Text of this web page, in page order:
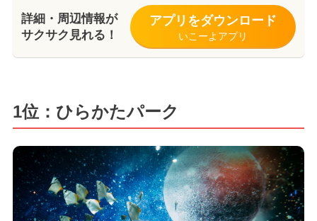
詳細・周辺情報が
サクサク見れる！
アプリをダウンロード
いこーよアプリ
1位：ひらかたパーク